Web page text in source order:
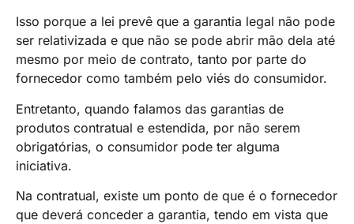
Isso porque a lei prevê que a garantia legal não pode
ser relativizada e que não se pode abrir mão dela até
mesmo por meio de contrato, tanto por parte do
fornecedor como também pelo viés do consumidor.
Entretanto, quando falamos das garantias de
produtos contratual e estendida, por não serem
obrigatórias, o consumidor pode ter alguma
iniciativa.
Na contratual, existe um ponto de que é o fornecedor
que deverá conceder a garantia, tendo em vista que